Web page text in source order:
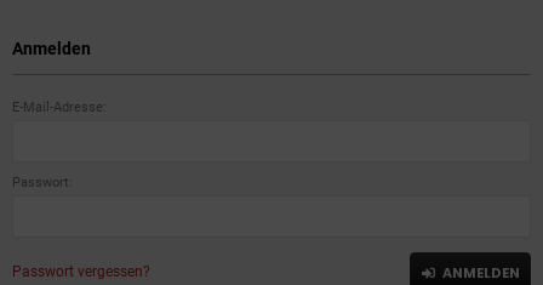
Anmelden
E-Mail-Adresse:
Passwort:
Passwort vergessen? ANMELDEN